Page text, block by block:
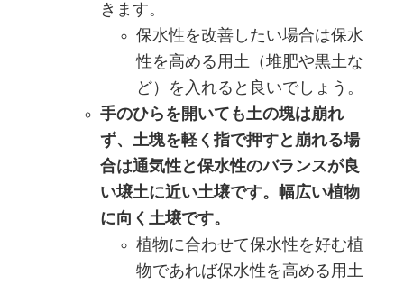
きます。
保水性を改善したい場合は保水
性を高める用土（堆肥や黒土な
ど）を入れると良いでしょう。
手のひらを開いても土の塊は崩れ
ず、土塊を軽く指で押すと崩れる場
合は通気性と保水性のバランスが良
い壌土に近い土壌です。幅広い植物
に向く土壌です。
植物に合わせて保水性を好む植
物であれば保水性を高める用土